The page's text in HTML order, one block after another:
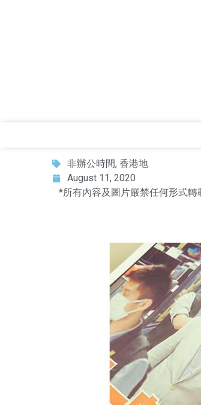
非辦公時間, 香港地
August 11, 2020
*所有內容及圖片嚴禁任何形式轉